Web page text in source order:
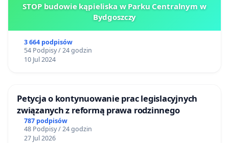
STOP budowie kąpieliska w Parku Centralnym w
Bydgoszczy
3 664 podpisów
54 Podpisy / 24 godzin
10 Jul 2024
Petycja o kontynuowanie prac legislacyjnych
związanych z reformą prawa rodzinnego
787 podpisów
48 Podpisy / 24 godzin
27 Jul 2026